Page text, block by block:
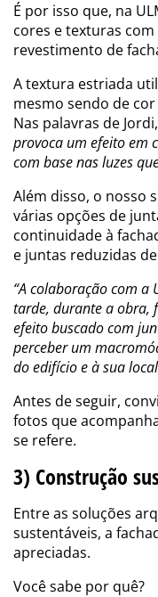
É por isso que, na
cores e texturas
revestimento de
A textura estriada
mesmo sendo de
Nas palavras de Jordi,
provoca um efeito em
com base nas luzes
Além disso, o nosso
várias opções de
continuidade à
e juntas reduzidas
“A colaboração com a
tarde, durante a obra,
efeito buscado com
perceber um
do edifício e à sua
Antes de seguir,
fotos que
se refere.
3) Construção
Entre as soluções
sustentáveis, a
apreciadas.
Você sabe por quê?